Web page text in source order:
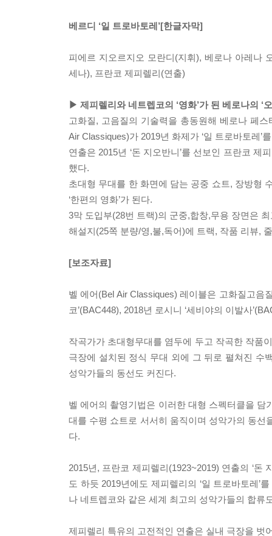
베르디 ‘일 트로바토레’[한글자막]
피에르 지오르지오 모란디(지휘), 베로나 아레나
세나), 프란코 제피렐리(연출)
▶ 제피렐리와 네트렙코의 ‘영화’가 된 베로나의 ‘
고화질, 고음질의 기술력을 총동원해 베로나 페스
Air Classiques)가 2019년 화제가 ‘일 트로바토레’
연출은 2015년 ‘돈 지오반니’를 선보인 프란코
했다.
초대형 무대를 한 화면에 담는 공중 쇼트, 장방형
‘한편의 영화’가 된다.
3막 도입부(28번 트랙)의 군중,합창,무용 장면은
해설지(25쪽 분량/영,불,독어)에 트랙, 작품 리뷰,
[보조자료]
벨 에어(Bel Air Classiques) 레이블은 고화질고음
코’(BAC448), 2018년 로시니 ‘세비야의 이발사
작곡가가 초대형무대를 염두에 두고 작곡한 작품
극장에 설치된 정식 무대 외에 그 뒤로 펼쳐진 수
성악가들의 동선도 커진다.
벨 에어의 촬영기법은 이러한 대형 스펙터클을 담
대를 수평 쇼트로 서서히 움직이며 성악가의 동
다.
2015년, 프란코 제피렐리(1923~2019) 연출의 ‘돈
도 하듯 2019년에도 제피렐리의 ‘일 트로바토레
나 네트렙코와 같은 세계 최고의 성악가들의 합류
제피렐리 특유의 고전적인 연출은 실내 극장을 벗